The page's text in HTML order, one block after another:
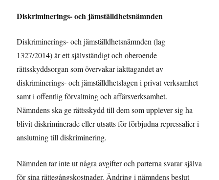
Diskriminerings- och jämställdhetsnämnden
Diskriminerings- och jämställdhetsnämnden (lag
1327/2014) är ett självständigt och oberoende
rättsskyddsorgan som övervakar iakttagandet av
diskriminerings- och jämställdhetslagen i privat verksamhet
samt i offentlig förvaltning och affärsverksamhet.
Nämndens ska ge rättsskydd till dem som upplever sig ha
blivit diskriminerade eller utsatts för förbjudna repressalier i
anslutning till diskriminering.
Nämnden tar inte ut några avgifter och parterna svarar själva
för sina rättegångskostnader. Ändring i nämndens beslut